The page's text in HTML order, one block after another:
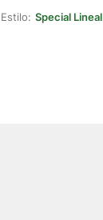
Estilo: Special Lineal